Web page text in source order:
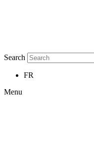
Search
FR
Menu